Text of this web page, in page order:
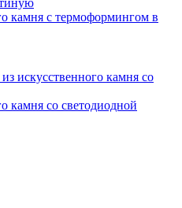
камня с термоформингом в
камня со светодиодной